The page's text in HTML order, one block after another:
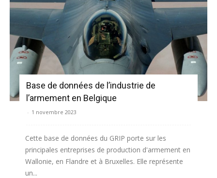
Base de données de l’industrie de
l’armement en Belgique
- 1 novembre 2023
Cette base de données du GRIP porte sur les
principales entreprises de production d'armement en
Wallonie, en Flandre et à Bruxelles. Elle représente
un...